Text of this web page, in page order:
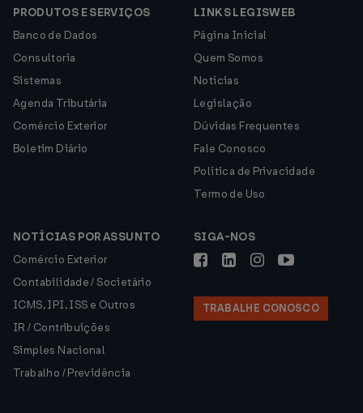
PRODUTOS E SERVIÇOS
Banco de Dados
Consultoria
Sistemas
Agenda Tributária
Comércio Exterior
Boletim Diário
LINKS LEGISWEB
Página Inicial
Quem Somos
Notícias
Legislação
Dúvidas Frequentes
Fale Conosco
Política de Privacidade
Termo de Uso
NOTÍCIAS POR ASSUNTO
Comércio Exterior
Contabilidade / Societário
ICMS, IPI, ISS e Outros
IR / Contribuições
Simples Nacional
Trabalho / Previdência
SIGA-NOS
TRABALHE CONOSCO